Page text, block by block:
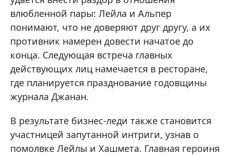
влюбленной пары: Лейла и Альпер
понимают, что не доверяют друг другу, а их
противник намерен довести начатое до
конца. Следующая встреча главных
действующих лиц намечается в ресторане,
где планируется празднование годовщины
журнала Джанан.
В результате бизнес-леди также становится
участницей запутанной интриги, узнав о
помолвке Лейлы и Хашмета. Главная героиня